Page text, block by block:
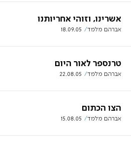
אשרינו, וזוהי אחריותנו
אברהם מלמד 18.09.05
טרנספר לאור היום
אברהם מלמד 22.08.05
הצו הכתום
אברהם מלמד 15.08.05